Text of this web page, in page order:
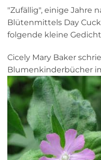
"Zufällig", einige Jahre
Blütenmittels Day
folgende kleine
Cicely Mary Baker
Blumenkinderbücher